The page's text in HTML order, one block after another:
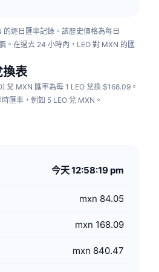
逐日匯率記錄。該歷史價格為每日
在過去 24 小時內，LEO 對 MXN 的匯
表
兌 MXN 匯率為每 1 LEO 兌換 $168.09。
匯率，例如 5 LEO 兌 MXN。
今天 12:58:19 pm
mxn 84.05
mxn 168.09
mxn 840.47